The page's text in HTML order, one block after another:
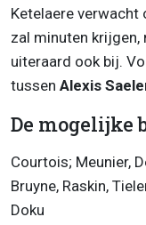
Ketelaere verwacht
zal minuten
uiteraard ook bij.
tussen Alexis
De mogelijke
Courtois; Meunier,
Bruyne, Raskin,
Doku